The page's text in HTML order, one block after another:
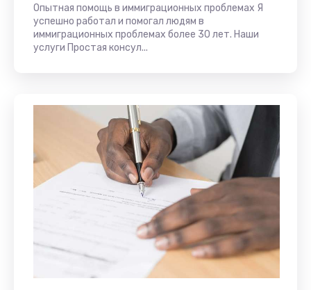
Опытная помощь в иммиграционных проблемах Я
успешно работал и помогал людям в
иммиграционных проблемах более 30 лет. Наши
услуги Простая консул...